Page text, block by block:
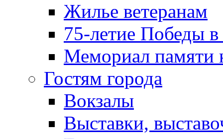
Жилье ветеранам
75-летие Победы
Мемориал памяти
Гостям города
Вокзалы
Выставки,